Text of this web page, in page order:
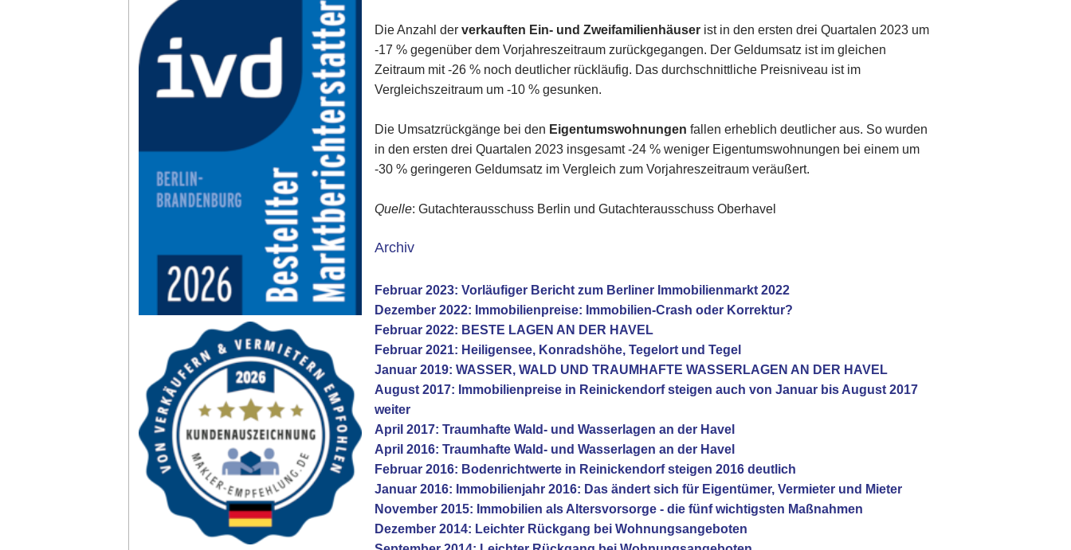
Die Anzahl derverkauften Ein- und Zweifamilienhäuser ist in den ersten drei Quartalen 2023 um
-17 % gegenüber dem Vorjahreszeitraum zurückgegangen. Der Geldumsatz ist im gleichen
Zeitraum mit -26 % noch deutlicher rückläufig. Das durchschnittliche Preisniveau ist im
Vergleichszeitraum um -10 % gesunken.
Die Umsatzrückgänge bei den Eigentumswohnungen fallen erheblich deutlicher aus. So wurden
in den ersten drei Quartalen 2023 insgesamt -24 % weniger Eigentumswohnungen bei einem um
-30 % geringeren Geldumsatz im Vergleich zum Vorjahreszeitraum veräußert.
Quelle: Gutachterausschuss Berlin und Gutachterausschuss Oberhavel
Archiv
Februar 2023: Vorläufiger Bericht zum Berliner Immobilienmarkt 2022
Dezember 2022: Immobilienpreise: Immobilien-Crash oder Korrektur?
Februar 2022: BESTE LAGEN AN DER HAVEL
Februar 2021: Heiligensee, Konradshöhe, Tegelort und Tegel
Januar 2019: WASSER, WALD UND TRAUMHAFTE WASSERLAGEN AN DER HAVEL
August 2017: Immobilienpreise in Reinickendorf steigen auch von Januar bis August 2017
weiter
April 2017: Traumhafte Wald- und Wasserlagen an der Havel
April 2016: Traumhafte Wald- und Wasserlagen an der Havel
Februar 2016: Bodenrichtwerte in Reinickendorf steigen 2016 deutlich
Januar 2016: Immobilienjahr 2016: Das ändert sich für Eigentümer, Vermieter und Mieter
November 2015: Immobilien als Altersvorsorge - die fünf wichtigsten Maßnahmen
Dezember 2014: Leichter Rückgang bei Wohnungsangeboten